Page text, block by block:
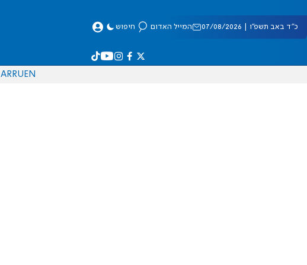
כ"ד באב תשפ"ו | 07/08/2026 המייל האדום חיפוש
EN
RU
AR